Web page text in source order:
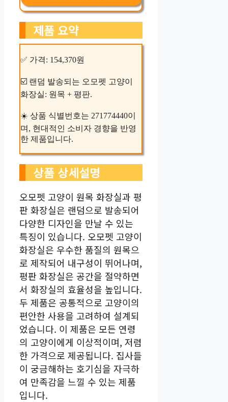
제품 요약
✅ 가격: 154,370원
☑️ 랜덤 발송되는 오모펫 고양이
화장실: 원목 + 평판.
☀️ 상품 식별번호는 271774440이
며, 현대적인 소비자 경향을 반영
한 제품입니다.
상품 상세설명
오모펫 고양이 원목 화장실과 평
판 화장실은 랜덤으로 발송되어
다양한 디자인을 만날 수 있는
특징이 있습니다. 오모펫 고양이
화장실은 우수한 품질의 원목으
로 제작되어 내구성이 뛰어나며,
평판 화장실은 공간을 절약하면
서 화장실의 효율성을 높입니다.
두 제품은 공통적으로 고양이의
편안한 사용을 고려하여 설계되
었습니다. 이 제품은 모든 연령
의 고양이에게 이상적이며, 저렴
한 가격으로 제공됩니다. 집사들
이 궁금해하는 호기심을 자극하
여 만족감을 느낄 수 있는 제품
입니다.